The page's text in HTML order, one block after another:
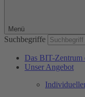
Menü
Suchbegriffe
Das BIT-Zentrum
Unser Angebot